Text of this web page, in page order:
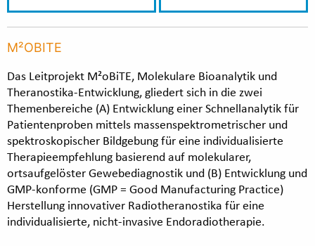
M²OBITE
Das Leitprojekt M²oBiTE, Molekulare Bioanalytik und
Theranostika-Entwicklung, gliedert sich in die zwei
Themenbereiche (A) Entwicklung einer Schnellanalytik für
Patientenproben mittels massenspektrometrischer und
spektroskopischer Bildgebung für eine individualisierte
Therapieempfehlung basierend auf molekularer,
ortsaufgelöster Gewebediagnostik und (B) Entwicklung und
GMP-konforme (GMP = Good Manufacturing Practice)
Herstellung innovativer Radiotheranostika für eine
individualisierte, nicht-invasive Endoradiotherapie.